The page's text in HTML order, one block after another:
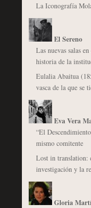
La Iconografía
El Sereno
Las nuevas salas
historia de la
Eulalia Abaitua
vasca de la que se
Eva Vera
“El
mismo comitente
Lost in translation:
investigación y la
Gloria